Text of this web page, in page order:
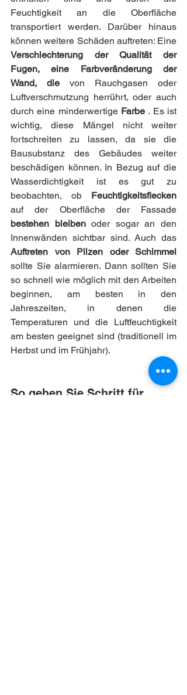
Feuchtigkeit an die Oberfläche
transportiert werden. Darüber hinaus
Verschlechterung der Qualität der
Fugen, eine Farbveränderung der
Wand, die von Rauchgasen oder
Luftverschmutzung herrührt, oder auch
durch eine minderwertige Farbe . Es ist
wichtig, diese Mängel nicht weiter
fortschreiten zu lassen, da sie die
Bausubstanz des Gebäudes weiter
beschädigen können. In Bezug auf die
Wasserdichtigkeit ist es gut zu
beobachten, ob
bestehen bleiben oder sogar an den
sollte Sie alarmieren. Dann sollten Sie
so schnell wie möglich mit den Arbeiten
beginnen, am besten in den
Jahreszeiten, in denen die
Temperaturen und die Luftfeuchtigkeit
am besten geeignet sind (traditionell im
Herbst und im Frühjahr).
So gehen Sie Schritt für